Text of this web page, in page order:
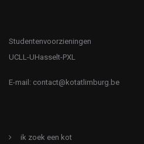
Studentenvoorzieningen
UCLL-UHasselt-PXL
E-mail: contact@kotatlimburg.be
ik zoek een kot